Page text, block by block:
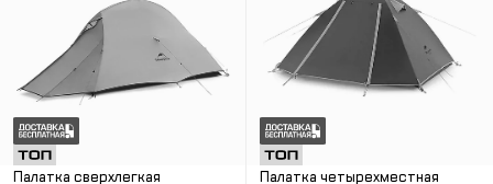
Палатка сверхлегкая
Палатка четырехместная